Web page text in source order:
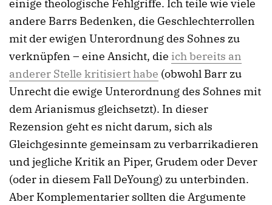
einige theologische Fehlgriffe. Ich teile wie viele
andere Barrs Bedenken, die Geschlechterrollen
mit der ewigen Unterordnung des Sohnes zu
verknüpfen – eine Ansicht, die ich bereits an
anderer Stelle kritisiert habe (obwohl Barr zu
Unrecht die ewige Unterordnung des Sohnes mit
dem Arianismus gleichsetzt). In dieser
Rezension geht es nicht darum, sich als
Gleichgesinnte gemeinsam zu verbarrikadieren
und jegliche Kritik an Piper, Grudem oder Dever
(oder in diesem Fall DeYoung) zu unterbinden.
Aber Komplementarier sollten die Argumente